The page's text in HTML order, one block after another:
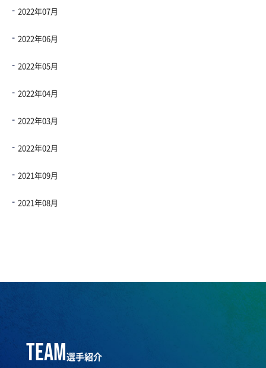
2022年07月
2022年06月
2022年05月
2022年04月
2022年03月
2022年02月
2021年09月
2021年08月
team選手紹介